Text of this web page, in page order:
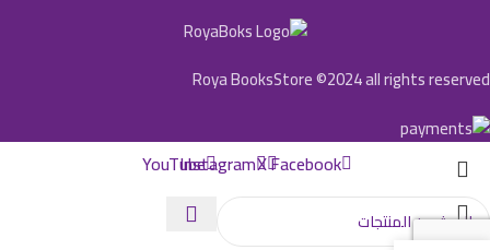
Roya BooksStore ©2024 all rights reserved
Facebook
X
Instagram
YouTube